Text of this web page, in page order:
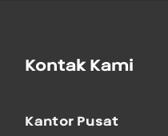
Kontak Kami
Kantor Pusat